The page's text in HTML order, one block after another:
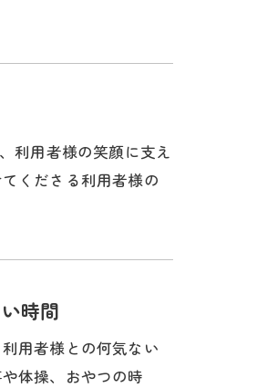
利用者様の笑顔に支え
くださる利用者様の
時間
用者様との何気ない
体操、おやつの時